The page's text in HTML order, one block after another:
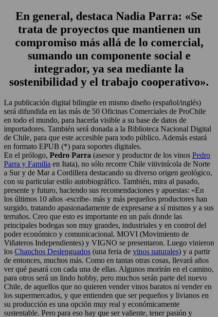
En general, destaca Nadia Parra: «Se
trata de proyectos que mantienen un
compromiso más allá de lo comercial,
sumando un componente social e
integrador, ya sea mediante la
sostenibilidad y el trabajo cooperativo».
La publicación digital bilingüe en mismo diseño (español/inglés)
será difundida en las más de 50 Oficinas Comerciales de ProChile
en todo el mundo, para hacerla visible a su base de datos de
importadores. También será donada a la Biblioteca Nacional Digital
de Chile, para que este accesible para todo público. Además estará
en formato EPUB (*) para soportes digitales.
En el prólogo, Pedro Parra (asesor y productor de los vinos Pedro
Parra y Familia en Itata), no sólo recorre Chile vitivinícola de Norte
a Sur y de Mar a Cordillera destacando su diverso origen geológico,
con su particular estilo autobiográfico. También, mira al pasado,
presente y futuro, haciendo sus recomendaciones y apuestas: «En
los últimos 10 años -escribe- más y más pequeños productores han
surgido, tratando apasionadamente de expresarse a sí mismos y a sus
terruños. Creo que esto es importante en un país donde las
principales bodegas son muy grandes, industriales y en control del
poder económico y comunicacional. MOVI (Movimiento de
Viñateros Independientes) y VIGNO se presentaron. Luego vinieron
los Chanchos Deslenguados (una feria de vinos naturales) y a partir
de entonces, muchos más. Como en tantas otras cosas, llevará años
ver qué pasará con cada una de ellas. Algunos morirán en el camino,
para otros será un lindo hobby, pero muchos serán parte del nuevo
Chile, de aquellos que no quieren vender vinos baratos ni vender en
los supermercados, y que entienden que ser pequeños y livianos en
su producción es una opción muy real y económicamente
sustentable. Pero para eso hay que ser valiente, tener pasión y